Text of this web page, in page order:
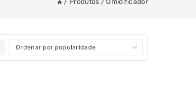
/ Produtos / Umidificador